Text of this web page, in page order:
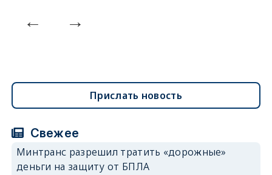
Прислать новость
Свежее
Минтранс разрешил тратить «дорожные»
деньги на защиту от БПЛА